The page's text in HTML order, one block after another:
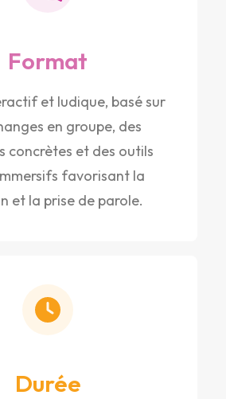
Format
et ludique, basé sur
en groupe, des
concrètes et des outils
favorisant la
et la prise de parole.
Durée